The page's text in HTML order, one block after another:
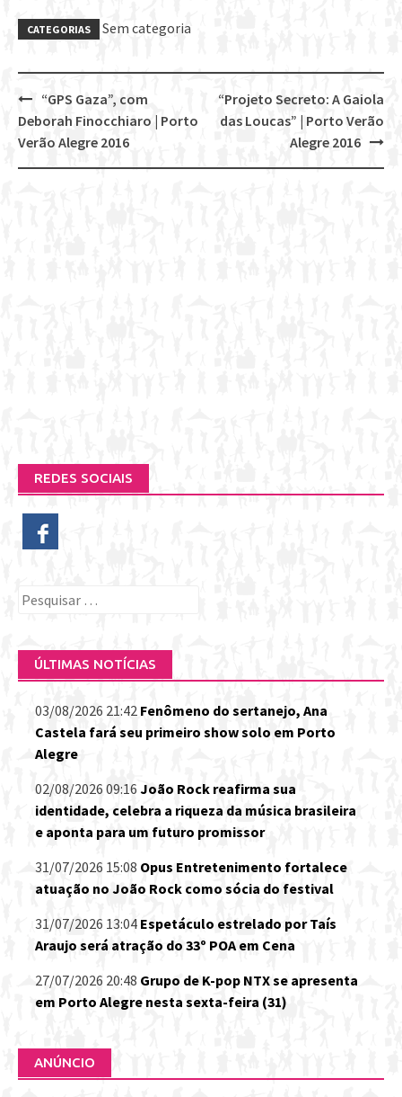
CATEGORIAS Sem categoria
Post
navigation
“Projeto Secreto: A Gaiola
das Loucas” | Porto Verão
Alegre 2016
“GPS Gaza”, com
Deborah Finocchiaro | Porto
Verão Alegre 2016
REDES SOCIAIS
Pesquisar
ÚLTIMAS NOTÍCIAS
03/08/2026 21:42 Fenômeno do sertanejo, Ana
Castela fará seu primeiro show solo em Porto
Alegre
02/08/2026 09:16 João Rock reafirma sua
identidade, celebra a riqueza da música brasileira
e aponta para um futuro promissor
31/07/2026 15:08 Opus Entretenimento fortalece
atuação no João Rock como sócia do festival
31/07/2026 13:04 Espetáculo estrelado por Taís
Araujo será atração do 33º POA em Cena
27/07/2026 20:48 Grupo de K-pop NTX se apresenta
em Porto Alegre nesta sexta-feira (31)
ANÚNCIO